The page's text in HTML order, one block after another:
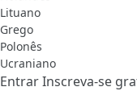
Lituano
Grego
Polonês
Ucraniano
EntrarInscreva-se